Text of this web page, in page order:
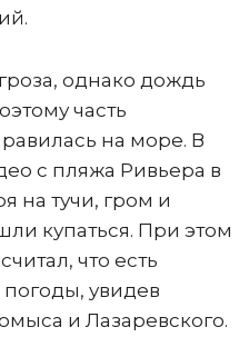
однако дождь
часть
на море. В
с пляжа Ривьера в
на тучи, гром и
купаться. При этом
что есть
увидев
и Лазаревского.